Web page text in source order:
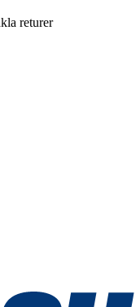
returer